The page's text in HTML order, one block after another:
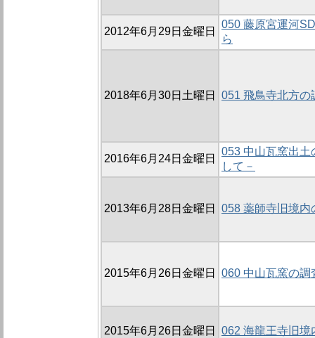
2012年6月29日金曜日
050 藤原宮運河
ら
2018年6月30日土曜日 051 飛鳥寺北方の
2016年6月24日金曜日
053 中山瓦窯出
して－
2013年6月28日金曜日 058 薬師寺旧境内
2015年6月26日金曜日 060 中山瓦窯の調
2015年6月26日金曜日 062 海龍王寺旧境